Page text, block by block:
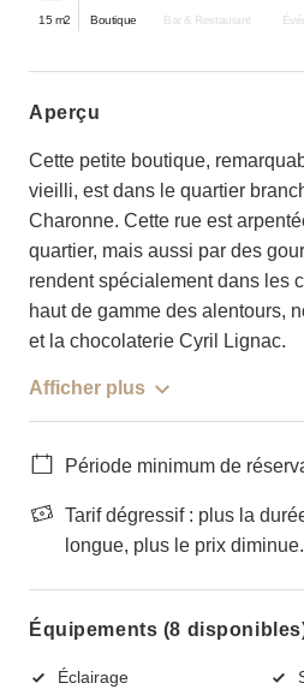
15 m2 Boutique Bar & Restaurant
aperçu
Cette petite boutique,
vieilli, est dans le quartier
Charonne. Cette rue est
quartier, mais aussi par des
rendent spécialement dans les
haut de gamme des alentours,
et la chocolaterie Cyril Lignac.
Afficher plus
Période minimum de
Tarif dégressif : plus la
longue, plus le prix diminue.
Équipements (8
Éclairage